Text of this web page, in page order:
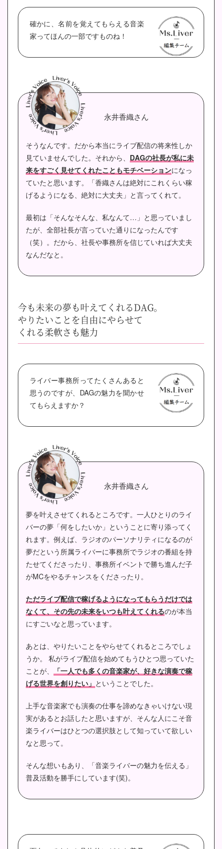
確かに、名前を覚えてもらえる音楽
家ってほんの一部ですものね！
永井香織さん
そうなんです。だから本当にライブ配信の将来性しか
見ていませんでした。 それから、 DAGの社長が私に未
来をすごく見せてくれたこともモチベーションになっ
ていたと思います。「香織さんは絶対にこれくらい稼
げるようになる、絶対に大丈夫」と言ってくれて。
最初は「そんなそんな、私なんて…」と思っていまし
たが、全部社長が言っていた通りになったんです
（笑）。だから、社長や事務所を信じていれば大丈夫
なんだなと。
今も未来の夢も叶えてくれるDAG。
やりたいことを自由にやらせて
くれる柔軟さも魅力
ライバー事務所ってたくさんあると
思うのですが、DAGの魅力を聞かせ
てもらえますか？
永井香織さん
夢を叶えさせてくれるところです。 一人ひとりのライ
バーの夢「何をしたいか」ということに寄り添ってく
れます。 例えば、ラジオのパーソナリティになるのが
夢だという所属ライバーに事務所でラジオの番組を持
たせてくださったり、事務所イベントで勝ち進んだ子
がMCをやるチャンスをくださったり。
ただライブ配信で稼げるようになってもらうだけでは
なくて、その先の未来をいつも叶えてくれるのが本当
にすごいなと思っています。
あとは、やりたいことをやらせてくれるところでしょ
うか。
私がライブ配信を始めてもうひとつ思っていた
ことが、
「一人でも多くの音楽家が、好きな演奏で稼
げる世界を創りたい」 ということでした。
上手な音楽家でも演奏の仕事を諦めなきゃいけない現
実があるとお話したと思いますが、そんな人にこそ音
楽ライバーはひとつの選択肢として知っていて欲しい
なと思って。
そんな想いもあり、「音楽ライバーの魅力を伝える」
普及活動を勝手にしています(笑)。